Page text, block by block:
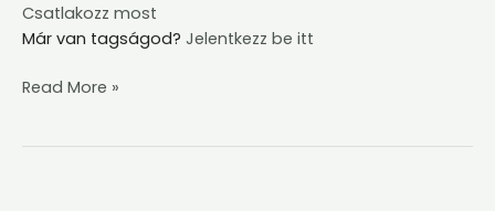
Csatlakozz most
Már van tagságod? Jelentkezz be itt
Read More »